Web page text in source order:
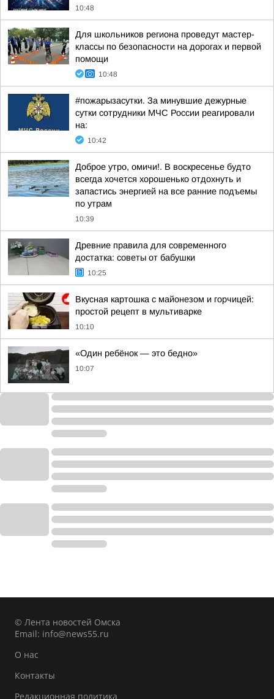
10:48
Для школьников региона проведут мастер-
классы по безопасности на дорогах и первой
помощи
10:48
#пожарызасутки. За минувшие дежурные
сутки сотрудники МЧС России реагировали
на:
10:42
Доброе утро, омичи!. В воскресенье будто
всегда хочется хорошенько отдохнуть и
запастись энергией на все ранние подъемы
по утрам
10:39
Древние правила для современного
достатка: советы от бабушки
10:25
Вкусная картошка с майонезом и горчицей:
простой рецепт в мультиварке
10:10
«Один ребёнок — это бедно»
10:07
© Лента новостей Омска
Email: info@news55.ru
О нас
Контакты
Редакционная политика